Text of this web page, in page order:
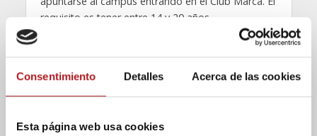
Consentimiento Detalles Acerca de las cookies
Esta página web usa cookies
requisito es tener entre 14 y 20 años.
fundación Carlos Sanz
http://www.fundacioncarlossanz.org/“Tenemos a
Intentamos utilizar el deporte para concienciar a